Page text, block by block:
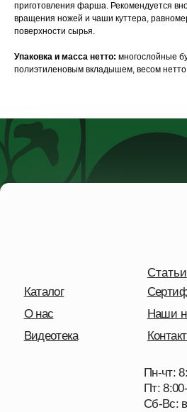
приготовления фарша. Рекомендуется
вращения ножей и чаши куттера,
поверхности сырья.
Упаковка и масса нетто: многослойные
полиэтиленовым вкладышем, весом нетто
Каталог
О нас
Видеотека
Наши новости